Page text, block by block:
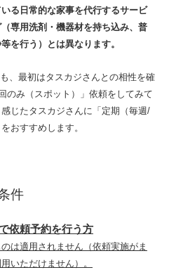
る日常的な家事を代行するサービ
専用洗剤・機器材を持ち込み、普
を行う）とは異なります。
、最初はタスカジさんとの相性を確
のみ（スポット）」依頼をしてみて
じたタスカジさんに「定期（毎週/
おすすめします。
件
依頼予約を行う方
は適用されません（依頼実施がま
いただけません）。